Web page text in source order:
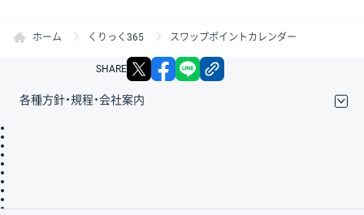
ホーム くりっく365 スワップポイントカレンダー
SHARE X facebook
各種方針・規程・会社案内
会社案内